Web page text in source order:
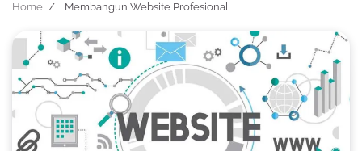
Home Membangun Website Profesional